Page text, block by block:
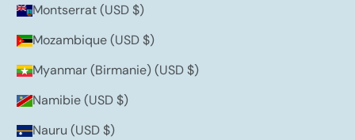
Montserrat (USD $)
Mozambique (USD $)
Myanmar (Birmanie) (USD $)
Namibie (USD $)
Nauru (USD $)